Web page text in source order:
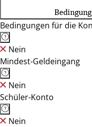
Bedingungen für die
Nein
Mindest-Geldeingang
Nein
Schüler-Konto
Nein